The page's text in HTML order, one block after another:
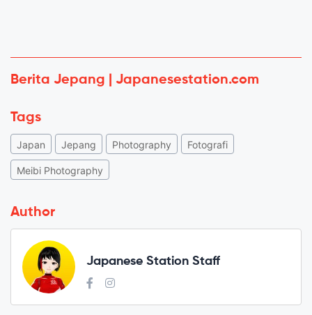
Berita Jepang | Japanesestation.com
Tags
Japan Jepang Photography Fotografi
Meibi Photography
Author
Japanese Station Staff